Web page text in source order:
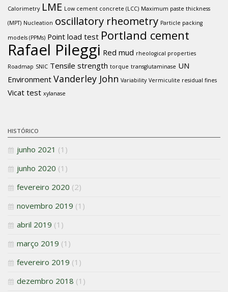
Calorimetry LME Low cement concrete (LCC) Maximum paste thickness
(MPT) Nucleation oscillatory rheometry Particle packing
models (PPMs) Point load test Portland cement
Rafael Pileggi Red mud rheological properties
Roadmap SNIC Tensile strength torque transglutaminase UN
Environment Vanderley John Variability Vermiculite residual fines
Vicat test xylanase
HISTÓRICO
junho 2021 (1)
junho 2020 (1)
fevereiro 2020 (2)
novembro 2019 (1)
abril 2019 (1)
março 2019 (1)
fevereiro 2019 (1)
dezembro 2018 (1)